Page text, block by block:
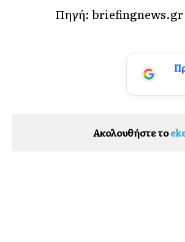
Πηγή: briefingnews.gr
Ακολουθήστε το